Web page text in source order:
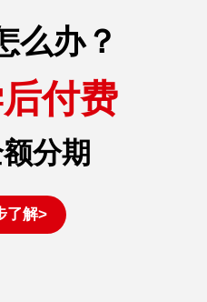
么办？
付费
分期
了解>